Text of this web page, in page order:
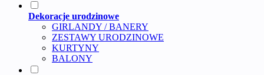
Dekoracje urodzinowe
GIRLANDY / BANERY
ZESTAWY URODZINOWE
KURTYNY
BALONY